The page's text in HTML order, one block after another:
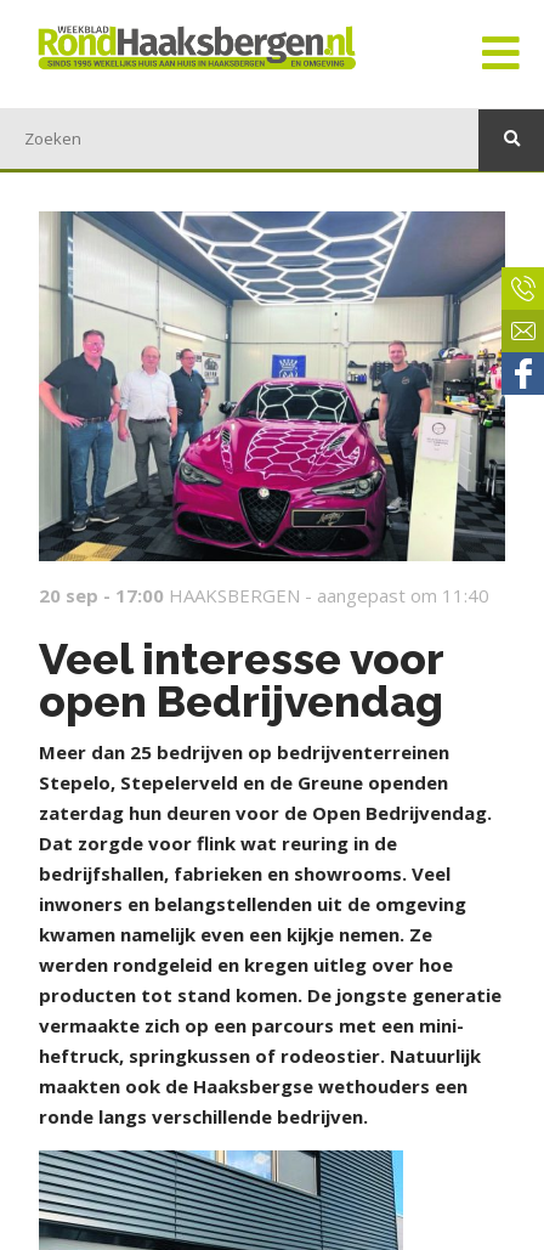
20 sep - 17:00 HAAKSBERGEN - aangepast om 11:40
Veel interesse voor
open Bedrijvendag
Meer dan 25 bedrijven op bedrijventerreinen
Stepelo, Stepelerveld en de Greune openden
zaterdag hun deuren voor de Open Bedrijvendag.
Dat zorgde voor flink wat reuring in de
bedrijfshallen, fabrieken en showrooms. Veel
inwoners en belangstellenden uit de omgeving
kwamen namelijk even een kijkje nemen. Ze
werden rondgeleid en kregen uitleg over hoe
producten tot stand komen. De jongste generatie
vermaakte zich op een parcours met een mini-
heftruck, springkussen of rodeostier. Natuurlijk
maakten ook de Haaksbergse wethouders een
ronde langs verschillende bedrijven.